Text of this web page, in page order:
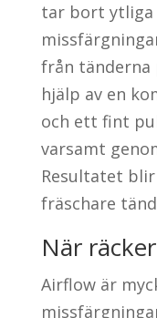
tar bort ytliga
från tänderna
hjälp av en
och ett fint
varsamt
Resultatet
fräschare
När
Airflow är